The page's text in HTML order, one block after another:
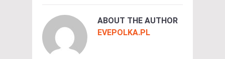
ABOUT THE AUTHOR
EVEPOLKA.PL